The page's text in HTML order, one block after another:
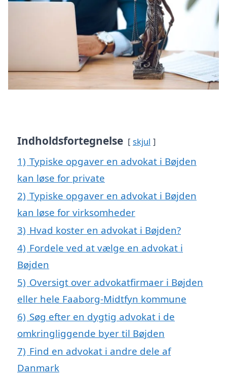
Indholdsfortegnelse skjul
1) Typiske opgaver en advokat i Bøjden
kan løse for private
2) Typiske opgaver en advokat i Bøjden
kan løse for virksomheder
3) Hvad koster en advokat i Bøjden?
4) Fordele ved at vælge en advokat i
Bøjden
5) Oversigt over advokatfirmaer i Bøjden
eller hele Faaborg-Midtfyn kommune
6) Søg efter en dygtig advokat i de
omkringliggende byer til Bøjden
7) Find en advokat i andre dele af
Danmark